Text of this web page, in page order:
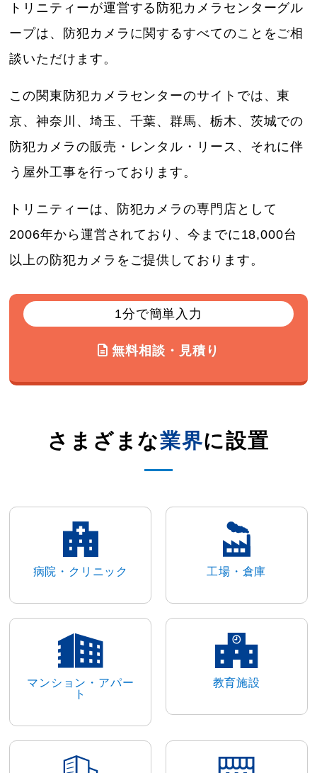
トリニティーが運営する防犯カメラセンターグル
ープは、防犯カメラに関するすべてのことをご相
談いただけます。
この関東防犯カメラセンターのサイトでは、東
京、神奈川、埼玉、千葉、群馬、栃木、茨城での
防犯カメラの販売・レンタル・リース、それに伴
う屋外工事を行っております。
トリニティーは、防犯カメラの専門店として
2006年から運営されており、今までに18,000台
以上の防犯カメラをご提供しております。
1分で簡単入力
無料相談・見積り
さまざまな業界に設置
病院・クリニック 工場・倉庫
マンション・アパー
ト
教育施設